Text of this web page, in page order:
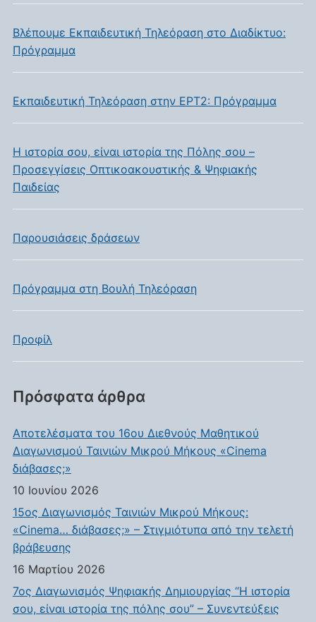
Βλέπουμε Εκπαιδευτική Τηλεόραση στο Διαδίκτυο:
Πρόγραμμα
Εκπαιδευτική Τηλεόραση στην ΕΡΤ2: Πρόγραμμα
Η ιστορία σου, είναι ιστορία της Πόλης σου –
Προσεγγίσεις Οπτικοακουστικής & Ψηφιακής
Παιδείας
Παρουσιάσεις δράσεων
Πρόγραμμα στη Βουλή Τηλεόραση
Προφίλ
Πρόσφατα άρθρα
Αποτελέσματα του 16ου Διεθνούς Μαθητικού
Διαγωνισμού Ταινιών Μικρού Μήκους «Cinema
διάβασες;»
10 Ιουνίου 2026
15ος Διαγωνισμός Ταινιών Μικρού Μήκους:
«Cinema… διάβασες;» – Στιγμιότυπα από την τελετή
βράβευσης
16 Μαρτίου 2026
7ος Διαγωνισμός Ψηφιακής Δημιουργίας “Η ιστορία
σου, είναι ιστορία της πόλης σου” – Συνεντεύξεις